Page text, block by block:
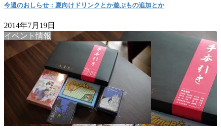
今週のおしらせ：夏向けドリンクとか遊ぶもの追加とか
2014年7月19日
イベント情報